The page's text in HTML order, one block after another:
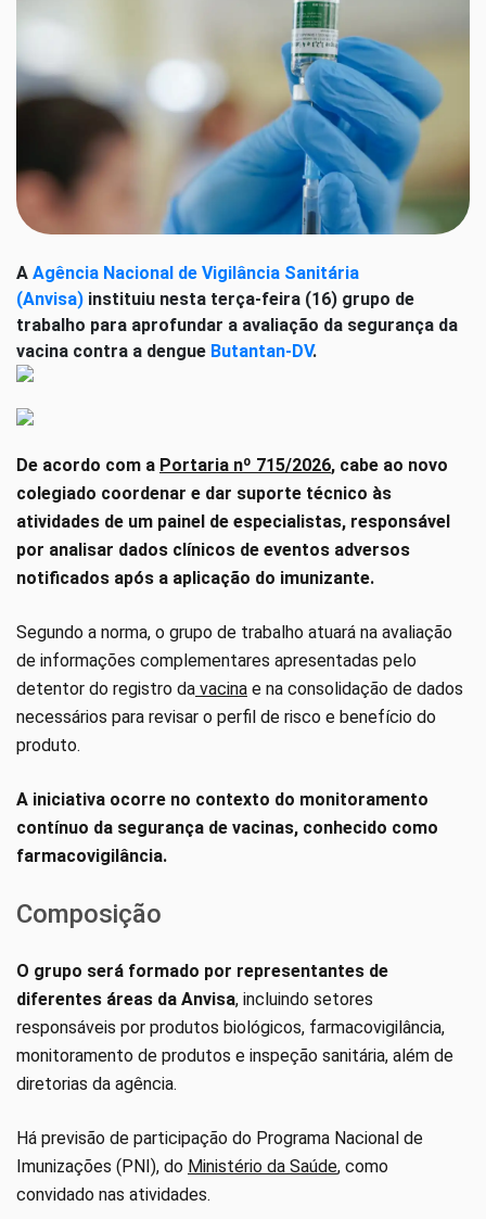
A Agência Nacional de Vigilância Sanitária
(Anvisa) instituiu nesta terça-feira (16) grupo de
trabalho para aprofundar a avaliação da segurança da
vacina contra a dengue Butantan-DV.
De acordo com a Portaria nº 715/2026, cabe ao novo
colegiado coordenar e dar suporte técnico às
atividades de um painel de especialistas, responsável
por analisar dados clínicos de eventos adversos
notificados após a aplicação do imunizante.
Segundo a norma, o grupo de trabalho atuará na avaliação
de informações complementares apresentadas pelo
detentor do registro da vacina e na consolidação de dados
necessários para revisar o perfil de risco e benefício do
produto.
A iniciativa ocorre no contexto do monitoramento
contínuo da segurança de vacinas, conhecido como
farmacovigilância.
Composição
O grupo será formado por representantes de
diferentes áreas da Anvisa, incluindo setores
responsáveis por produtos biológicos, farmacovigilância,
monitoramento de produtos e inspeção sanitária, além de
diretorias da agência.
Há previsão de participação do Programa Nacional de
Imunizações (PNI), do Ministério da Saúde, como
convidado nas atividades.